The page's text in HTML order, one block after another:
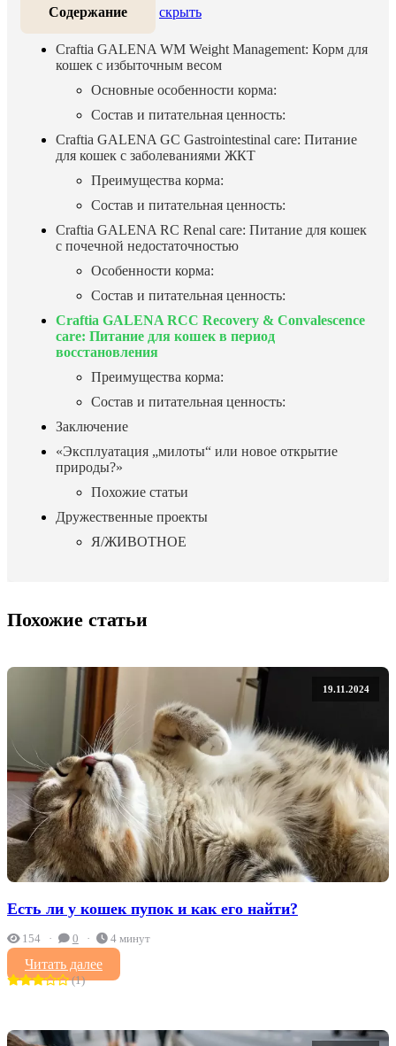
Содержание скрыть
Craftia GALENA WM Weight Management: Корм для
кошек с избыточным весом
Основные особенности корма:
Состав и питательная ценность:
Craftia GALENA GC Gastrointestinal care: Питание
для кошек с заболеваниями ЖКТ
Преимущества корма:
Состав и питательная ценность:
Craftia GALENA RC Renal care: Питание для кошек
с почечной недостаточностью
Особенности корма:
Состав и питательная ценность:
Craftia GALENA RCC Recovery & Convalescence
care: Питание для кошек в период
восстановления
Преимущества корма:
Состав и питательная ценность:
Заключение
«Эксплуатация „милоты“ или новое открытие
природы?»
Похожие статьи
Дружественные проекты
Я/ЖИВОТНОЕ
Похожие статьи
19.11.2024
Есть ли у кошек пупок и как его найти?
154 0 4 минут
Читать далее
(1)